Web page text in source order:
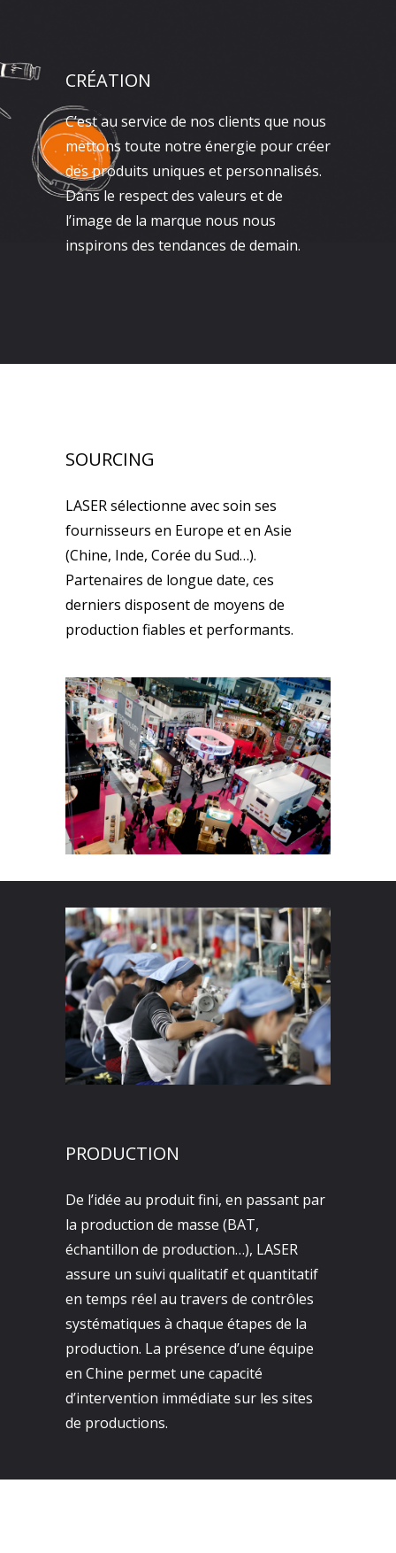
CRÉATION
C’est au service de nos clients que nous
mettons toute notre énergie pour créer
des produits uniques et personnalisés.
Dans le respect des valeurs et de
l’image de la marque nous nous
inspirons des tendances de demain.
SOURCING
LASER sélectionne avec soin ses
fournisseurs en Europe et en Asie
(Chine, Inde, Corée du Sud…).
Partenaires de longue date, ces
derniers disposent de moyens de
production fiables et performants.
PRODUCTION
De l’idée au produit fini, en passant par
la production de masse (BAT,
échantillon de production…), LASER
assure un suivi qualitatif et quantitatif
en temps réel au travers de contrôles
systématiques à chaque étapes de la
production. La présence d’une équipe
en Chine permet une capacité
d’intervention immédiate sur les sites
de productions.